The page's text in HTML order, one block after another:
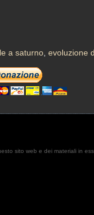
a saturno, evoluzione
sito web e dei materiali in